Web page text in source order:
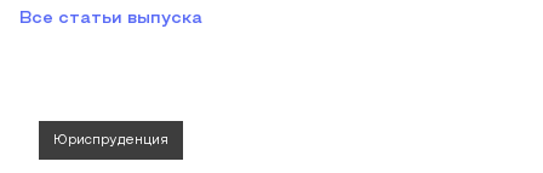
Все статьи выпуска
Юриспруденция